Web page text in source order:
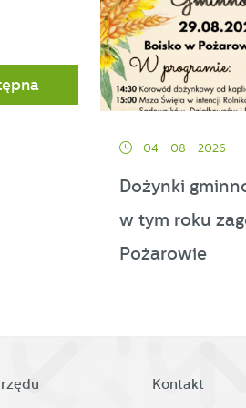
04 - 08 - 2026
Dożynki
w tym roku
Pożarowie
Kontakt